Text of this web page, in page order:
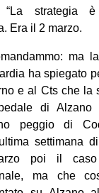
MEDIO ORIENTE
EVENTI
in
Fb
tw
strategia è
Era il 2 marzo.
ma
ha spiegato
e al Cts che la
di Alzano
peggio di
settimana
poi il caso
ma che